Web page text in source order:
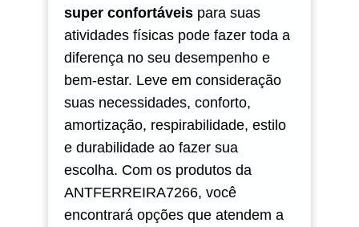
super confortáveis para suas
atividades físicas pode fazer toda a
diferença no seu desempenho e
bem-estar. Leve em consideração
suas necessidades, conforto,
amortização, respirabilidade, estilo
e durabilidade ao fazer sua
escolha. Com os produtos da
ANTFERREIRA7266, você
encontrará opções que atendem a